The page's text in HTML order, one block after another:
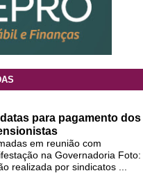
para pagamento dos
em reunião com
na Governadoria Foto:
realizada por sindicatos ...